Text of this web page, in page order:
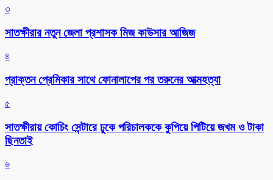
৩
সাতক্ষীরার নতুন জেলা প্রশাসক মিজ কাউসার আজিজ
৪
প্রাক্তন প্রেমিকার সাথে ফোনালাপের পর তরুনের আত্মহত্যা
৫
সাতক্ষীরায় কোচিং সেন্টারে ঢুকে পরিচালককে কুপিয়ে পিটিয়ে জখম ও টাকা
ছিনতাই
৬